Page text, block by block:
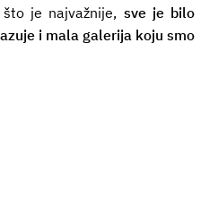
je najvažnije, sve je bilo
i mala galerija koju smo